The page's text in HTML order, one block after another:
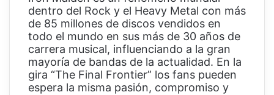
dentro del Rock y el Heavy Metal con más
de 85 millones de discos vendidos en
todo el mundo en sus más de 30 años de
carrera musical, influenciando a la gran
mayoría de bandas de la actualidad. En la
gira “The Final Frontier” los fans pueden
espera la misma pasión, compromiso y